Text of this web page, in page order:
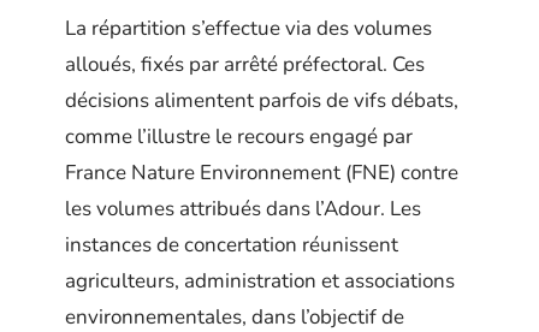
La répartition s’effectue via des volumes
alloués, fixés par arrêté préfectoral. Ces
décisions alimentent parfois de vifs débats,
comme l’illustre le recours engagé par
France Nature Environnement (FNE) contre
les volumes attribués dans l’Adour. Les
instances de concertation réunissent
agriculteurs, administration et associations
environnementales, dans l’objectif de